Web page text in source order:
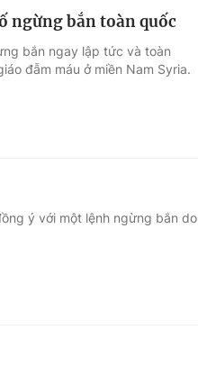
ngừng bắn toàn quốc
bắn ngay lập tức và toàn
đẫm máu ở miền Nam Syria.
ý với một lệnh ngừng bắn do